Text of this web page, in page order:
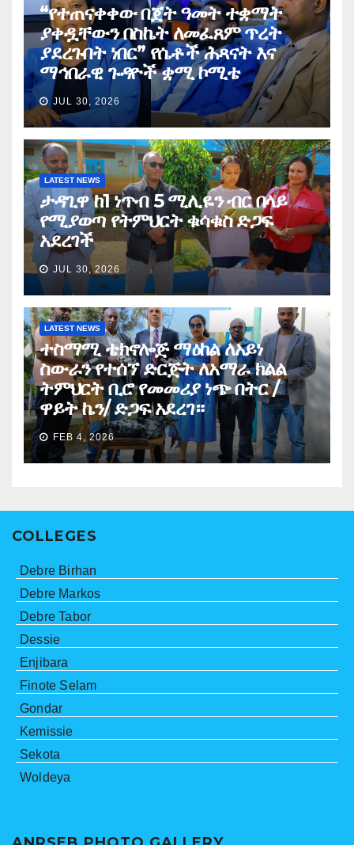
“የተጠናቀቀው በጀት ዓመት ተቋማት
ያቀዷቸውን በስኬት ለመፈጸም ጥረት
ያደረጉበት ነበር” የሴቶች ሕጻናት እና
ማኅበራዊ ጉዳዮች ቋሚ ኮሚቴ
JUL 30, 2026
LATEST NEWS
ታዳጊዋ ከ1 ነጥብ 5 ሚሊዬን ብር በላይ
የሚያወጣ የትምህርት ቁሳቁስ ድጋፍ
አደረገች
JUL 30, 2026
LATEST NEWS
ተስማሚ ቴክኖሎጅ ማዕከል ለአይነ
ስውራን የተሰኘ ድርጅት ለአማራ ክልል
ትምህርት ቢሮ የመመሪያ ነጭ በትር /
ዋይት ኬን/ ድጋፍ አደረገ።
FEB 4, 2026
COLLEGES
Debre Birhan
Debre Markos
Debre Tabor
Dessie
Enjibara
Finote Selam
Gondar
Kemissie
Sekota
Woldeya